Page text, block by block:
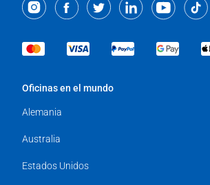
Oficinas en el mundo
Alemania
Australia
Estados Unidos